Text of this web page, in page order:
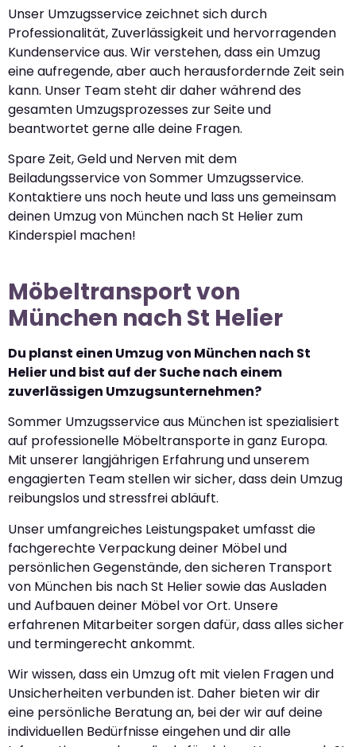
Unser Umzugsservice zeichnet sich durch
Professionalität, Zuverlässigkeit und hervorragenden
Kundenservice aus. Wir verstehen, dass ein Umzug
eine aufregende, aber auch herausfordernde Zeit sein
kann. Unser Team steht dir daher während des
gesamten Umzugsprozesses zur Seite und
beantwortet gerne alle deine Fragen.
Spare Zeit, Geld und Nerven mit dem
Beiladungsservice von Sommer Umzugsservice.
Kontaktiere uns noch heute und lass uns gemeinsam
deinen Umzug von München nach St Helier zum
Kinderspiel machen!
Möbeltransport von
München nach St Helier
Du planst einen Umzug von München nach St
Helier und bist auf der Suche nach einem
zuverlässigen Umzugsunternehmen?
Sommer Umzugsservice aus München ist spezialisiert
auf professionelle Möbeltransporte in ganz Europa.
Mit unserer langjährigen Erfahrung und unserem
engagierten Team stellen wir sicher, dass dein Umzug
reibungslos und stressfrei abläuft.
Unser umfangreiches Leistungspaket umfasst die
fachgerechte Verpackung deiner Möbel und
persönlichen Gegenstände, den sicheren Transport
von München bis nach St Helier sowie das Ausladen
und Aufbauen deiner Möbel vor Ort. Unsere
erfahrenen Mitarbeiter sorgen dafür, dass alles sicher
und termingerecht ankommt.
Wir wissen, dass ein Umzug oft mit vielen Fragen und
Unsicherheiten verbunden ist. Daher bieten wir dir
eine persönliche Beratung an, bei der wir auf deine
individuellen Bedürfnisse eingehen und dir alle